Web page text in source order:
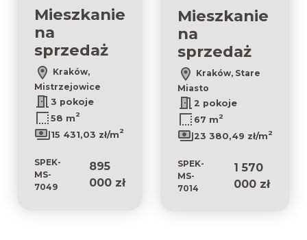
Mieszkanie
na
sprzedaż
Kraków,
Mistrzejowice
3 pokoje
58 m2
15 431,03 zł/m2
SPEK-
MS-
7049
895
000 zł
Mieszkanie
na
sprzedaż
Kraków, Stare
Miasto
2 pokoje
67 m2
23 380,49 zł/m2
SPEK-
MS-
7014
1 570
000 zł